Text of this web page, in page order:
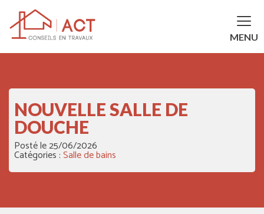
MENU
NOUVELLE SALLE DE
DOUCHE
Posté le25/06/2026
Catégories :Salle de bains